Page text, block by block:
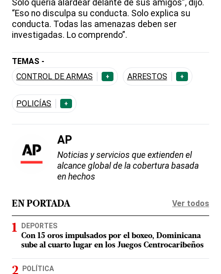
Solo quería alardear delante de sus amigos”, dijo.
“Eso no disculpa su conducta. Solo explica su
conducta. Todas las amenazas deben ser
investigadas. Lo comprendo”.
TEMAS -
CONTROL DE ARMAS
+ ARRESTOS +
POLICÍAS +
AP
Noticias y servicios que extienden el
alcance global de la cobertura basada
en hechos
EN PORTADA Ver todos
DEPORTES
Con 15 oros impulsados por el boxeo, Dominicana
sube al cuarto lugar en los Juegos Centrocaribeños
POLÍTICA